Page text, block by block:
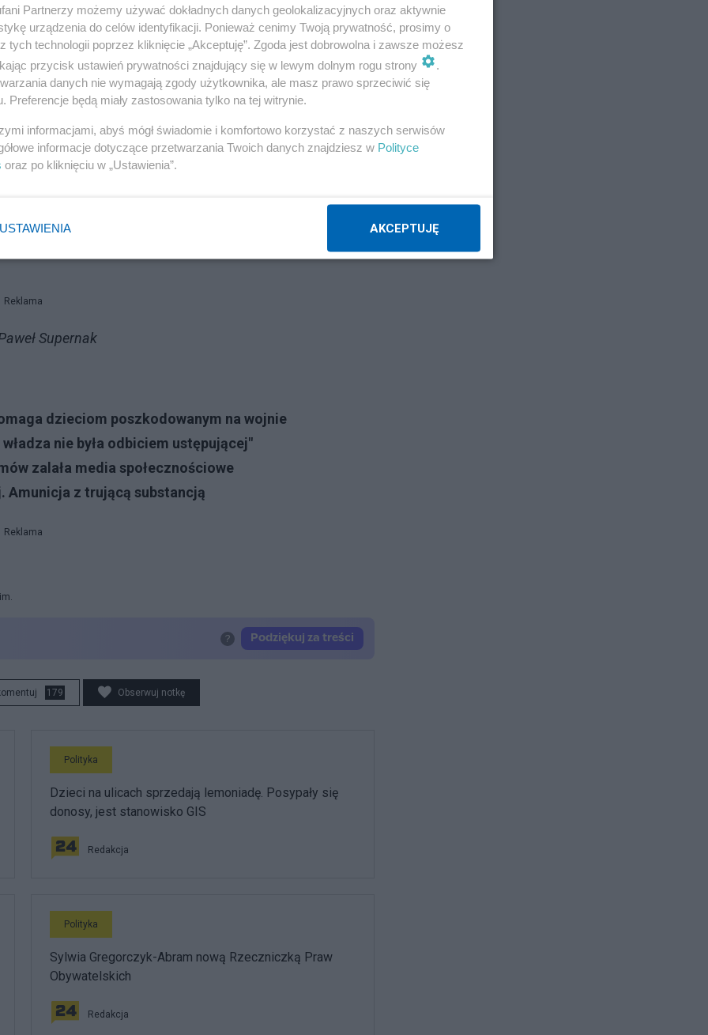
Reklama
o in vitro
finansowanych ze środków publicznych został
ustawą minister zdrowia opracuje, wdroży,
niepłodności, obejmujący procedury medyczne
W ustawie określono, że minimalna wysokość
niż 500 mln zł.
Reklama
Supernak
dzieciom poszkodowanym na wojnie
nie była odbiciem ustępującej"
zalała media społecznościowe
Amunicja z trującą substancją
Reklama
179 Obserwuj notkę
Polityka
Dzieci na ulicach sprzedają lemoniadę. Posypały się
donosy, jest stanowisko GIS
Redakcja
Polityka
Sylwia Gregorczyk-Abram nową Rzeczniczką Praw
Obywatelskich
Redakcja
Partnerzy możemy używać dokładnych danych geolokalizacyjnych oraz aktywnie
urządzenia do celów identyfikacji. Ponieważ cenimy Twoją prywatność, prosimy o
tych technologii poprzez kliknięcie „Akceptuję”. Zgoda jest dobrowolna i zawsze możesz
przycisk ustawień prywatności znajdujący się w lewym dolnym rogu strony
.
danych nie wymagają zgody użytkownika, ale masz prawo sprzeciwić się
Preferencje będą miały zastosowania tylko na tej witrynie.
informacjami, abyś mógł świadomie i komfortowo korzystać z naszych serwisów
informacje dotyczące przetwarzania Twoich danych znajdziesz w Polityce
oraz po kliknięciu w „Ustawienia”.
USTAWIENIA AKCEPTUJĘ